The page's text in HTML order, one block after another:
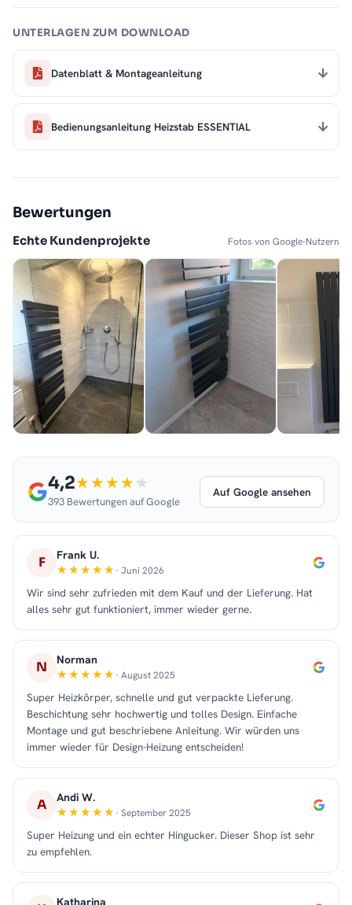
UNTERLAGEN ZUM DOWNLOAD
Datenblatt & Montageanleitung
Bedienungsanleitung Heizstab ESSENTIAL
Bewertungen
Echte Kundenprojekte Fotos von Google-Nutzern
4,2
393 Bewertungen auf Google
Auf Google ansehen
F Frank U.
· Juni 2026
Wir sind sehr zufrieden mit dem Kauf und der Lieferung. Hat
alles sehr gut funktioniert, immer wieder gerne.
N Norman
· August 2025
Super Heizkörper, schnelle und gut verpackte Lieferung.
Beschichtung sehr hochwertig und tolles Design. Einfache
Montage und gut beschriebene Anleitung. Wir würden uns
immer wieder für Design-Heizung entscheiden!
A Andi W.
· September 2025
Super Heizung und ein echter Hingucker. Dieser Shop ist sehr
zu empfehlen.
Katharina